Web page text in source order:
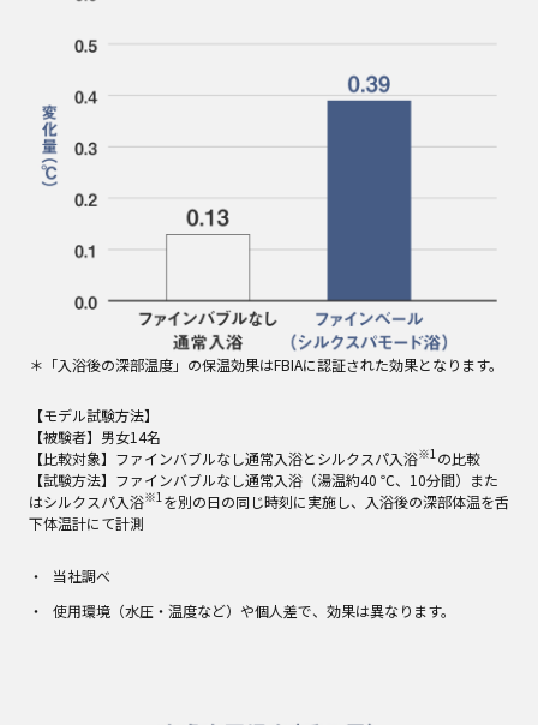
＊「入浴後の深部温度」の保温効果はFBIAに認証された効果となります。
【モデル試験方法】
【被験者】男女14名
【比較対象】ファインバブルなし通常入浴とシルクスパ入浴※1の比較
【試験方法】ファインバブルなし通常入浴（湯温約40 ℃、10分間）また
はシルクスパ入浴※1を別の日の同じ時刻に実施し、入浴後の深部体温を舌
下体温計にて計測
当社調べ
使用環境（水圧・温度など）や個人差で、効果は異なります。